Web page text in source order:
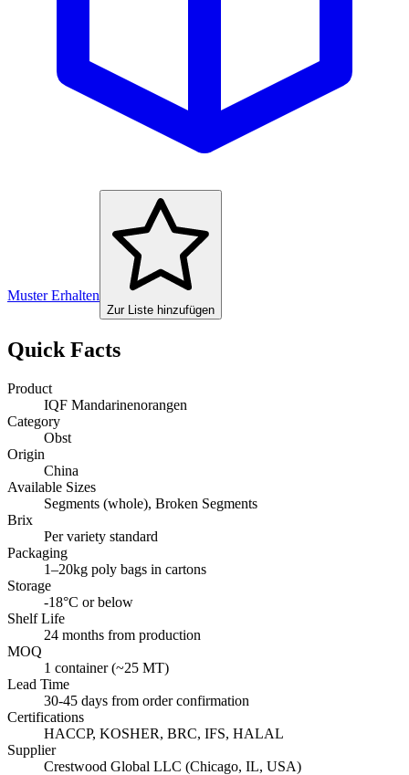
Muster Erhalten
Zur Liste hinzufügen
Quick Facts
Product
IQF Mandarinenorangen
Category
Obst
Origin
China
Available Sizes
Segments (whole), Broken Segments
Brix
Per variety standard
Packaging
1–20kg poly bags in cartons
Storage
-18°C or below
Shelf Life
24 months from production
MOQ
1 container (~25 MT)
Lead Time
30-45 days from order confirmation
Certifications
HACCP, KOSHER, BRC, IFS, HALAL
Supplier
Crestwood Global LLC (Chicago, IL, USA)